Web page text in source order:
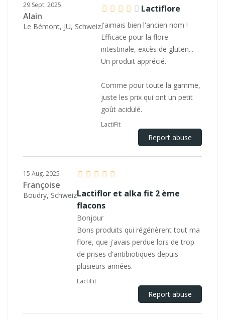
29 Sept. 2025
Alain
Le Bémont, JU, Schweiz
Lactiflore
J'aimais bien l'ancien nom !
Efficace pour la flore
intestinale, excès de gluten...
Un produit apprécié.
Comme pour toute la gamme,
juste les prix qui ont un petit
goût acidulé.
LactiFit
Report abuse
15 Aug. 2025
Françoise
Boudry, SchweizLactiflor et alka fit 2 ème
flacons
Bonjour
Bons produits qui régénèrent tout ma
flore, que j'avais perdue lors de trop
de prises d'antibiotiques depuis
plusieurs années.
LactiFit
Report abuse